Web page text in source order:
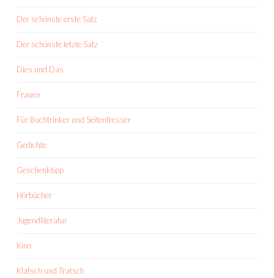
Der schönste erste Satz
Der schönste letzte Satz
Dies und Das
Frauen
Für Buchtrinker und Seitenfresser
Gedichte
Geschenktipp
Hörbücher
Jugendliteratur
Kino
Klatsch und Tratsch